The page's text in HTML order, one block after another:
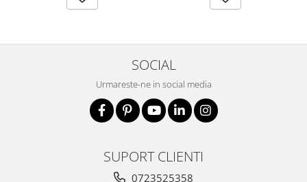
SOCIAL
Urmareste-ne in social media
SUPORT CLIENTI
0723525358